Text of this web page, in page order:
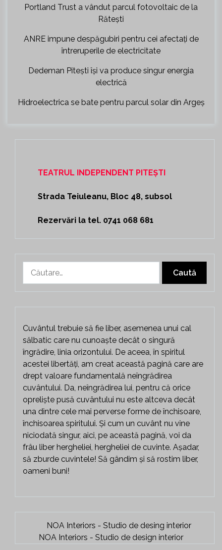
Portland Trust a vândut parcul fotovoltaic de la
Rătești
ANRE impune despăgubiri pentru cei afectați de
întreruperile de electricitate
Dedeman Pitești își va produce singur energia
electrică
Hidroelectrica se bate pentru parcul solar din Argeș
TEATRUL INDEPENDENT PITEȘTI
Strada Teiuleanu, Bloc 48, subsol
Rezervări la tel. 0741 068 681
după:
Cuvântul trebuie să fie liber, asemenea unui cal
sălbatic care nu cunoaște decât o singură
îngrădire, linia orizontului. De aceea, în spiritul
acestei libertăți, am creat această pagină care are
drept valoare fundamentală neîngrădirea
cuvântului. Da, neîngrădirea lui, pentru că orice
opreliște pusă cuvântului nu este altceva decât
una dintre cele mai perverse forme de închisoare,
închisoarea spiritului. Și cum un cuvânt nu vine
niciodată singur, aici, pe această pagină, voi da
frâu liber hergheliei, hergheliei de cuvinte. Așadar,
să zburde cuvintele! Să gândim și să rostim liber,
oameni buni!
NOA Interiors - Studio de design interior